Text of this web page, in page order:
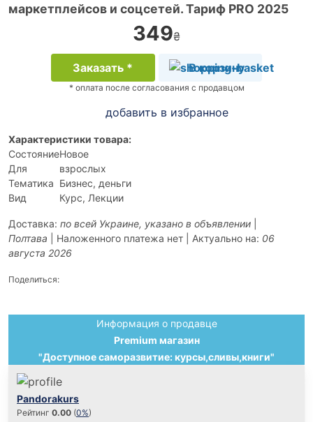
маркетплейсов и соцсетей. Тариф PRO 2025
349₴
Заказать * В корзину
* оплата после согласования с продавцом
добавить в избранное
Характеристики товара:
СостояниеНовое
Для
взрослых
Тематика Бизнес, деньги
Вид
Курс, Лекции
Доставка: по всей Украине, указано в объявлении
Полтава | Наложенного платежа нет | Актуально на: 06
августа 2026
Поделиться:
Информация о продавце
Premium магазин
"Доступное саморазвитие: курсы,сливы,книги"
Pandorakurs
Рейтинг 0.00 (0%)